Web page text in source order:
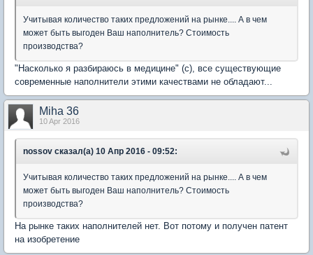
Учитывая количество таких предложений на рынке.... А в чем
может быть выгоден Ваш наполнитель? Стоимость
производства?
"Насколько я разбираюсь в медицине" (с), все существующие
современные наполнители этими качествами не обладают...
Miha 36
10 Apr 2016
nossov сказал(а) 10 Апр 2016 - 09:52:
Учитывая количество таких предложений на рынке.... А в чем
может быть выгоден Ваш наполнитель? Стоимость
производства?
На рынке таких наполнителей нет. Вот потому и получен патент
на изобретение